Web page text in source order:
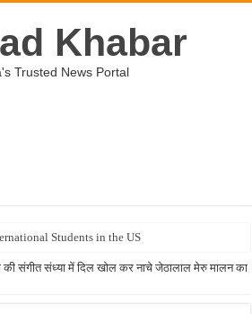
Khabar
Trusted News Portal
Students in the US
की संगीत संध्या में दिल खोल कर नाचे जेठालाल मेरु मालन का